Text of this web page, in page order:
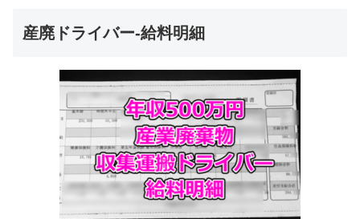
産廃ドライバー-給料明細